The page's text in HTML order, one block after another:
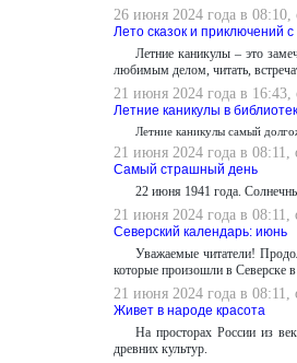
26 июня 2024 года в 08:10,
Лето сказок и приключений
Летние каникулы – это
любимым делом, читать,
21 июня 2024 года в
Летние каникулы в
Летние каникулы самый
21 июня 2024 года в 08:11,
Самый страшный день
22 июня 1941 года.
21 июня 2024 года в
Северский календарь: июнь
Уважаемые читатели!
которые произошли в Северске
21 июня 2024 года в 08:11,
Живет в народе красота
На просторах России из
древних культур.